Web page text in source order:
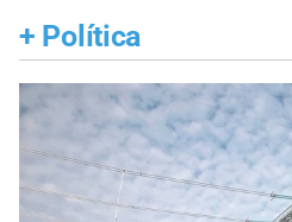
+ Política